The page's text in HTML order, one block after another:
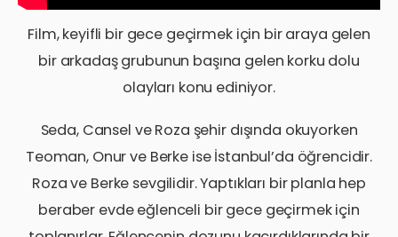
Film, keyifli bir gece geçirmek için bir araya gelen
bir arkadaş grubunun başına gelen korku dolu
olayları konu ediniyor.
Seda, Cansel ve Roza şehir dışında okuyorken
Teoman, Onur ve Berke ise İstanbul’da öğrencidir.
Roza ve Berke sevgilidir. Yaptıkları bir planla hep
beraber evde eğlenceli bir gece geçirmek için